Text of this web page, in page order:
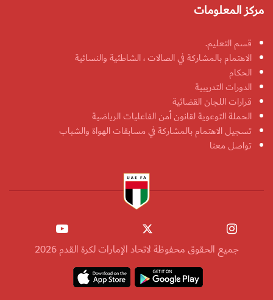
مركز المعلومات
قسم التعليم.
الاهتمام بالمشاركة في الصالات ، الشاطئية والنسائية
الحكام
الدورات التدريبية
قرارات اللجان القضائية
الحملة التوعوية لقانون أمن الفاعليات الرياضية
تسجيل الاهتمام بالمشاركة في مسابقات الهواة والشباب
تواصل معنا
جميع الحقوق محفوظة لاتحاد الإمارات لكرة القدم 2026